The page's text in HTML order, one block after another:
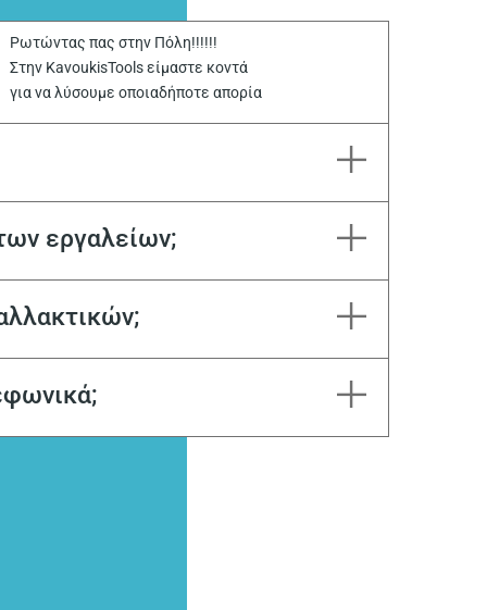
Ρωτώντας πας στην Πόλη!!!!!!
Στην KavoukisTools είμαστε κοντά
για να λύσουμε οποιαδήποτε απορία
εργαλείων;